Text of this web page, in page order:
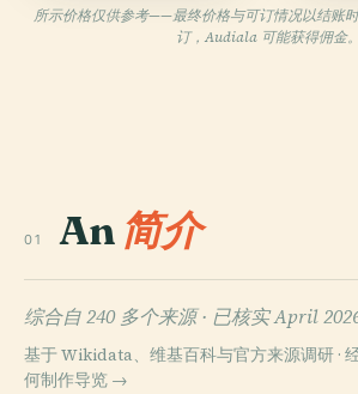
所示价格仅供参考——最终价格与可订情况以结账
订，Audiala 可能获得佣金。
01 An 简介
综合自 240 多个来源 · 已核实 April
基于 Wikidata、维基百科与官方来源调研 ·
何制作导览 →